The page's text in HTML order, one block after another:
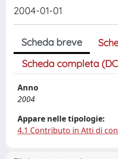
2004-01-01
Scheda breve
Scheda completa
Anno
2004
Appare nelle tipologie:
4.1 Contributo in Atti di